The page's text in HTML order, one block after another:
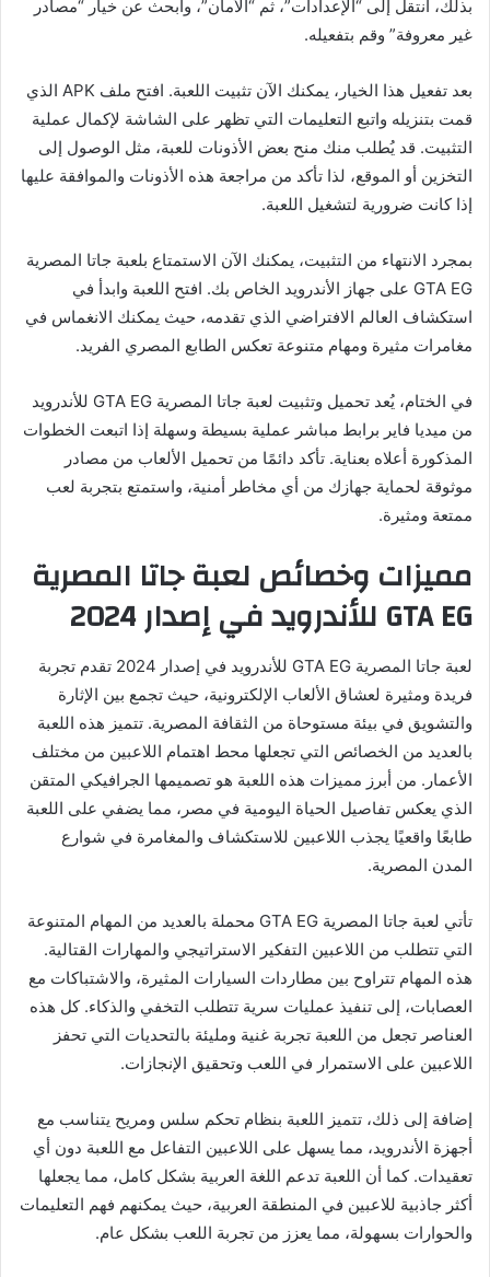
بذلك، انتقل إلى “الإعدادات”، ثم “الأمان”، وابحث عن خيار “مصادر
غير معروفة” وقم بتفعيله.
بعد تفعيل هذا الخيار، يمكنك الآن تثبيت اللعبة. افتح ملف APK الذي
قمت بتنزيله واتبع التعليمات التي تظهر على الشاشة لإكمال عملية
التثبيت. قد يُطلب منك منح بعض الأذونات للعبة، مثل الوصول إلى
التخزين أو الموقع، لذا تأكد من مراجعة هذه الأذونات والموافقة عليها
إذا كانت ضرورية لتشغيل اللعبة.
بمجرد الانتهاء من التثبيت، يمكنك الآن الاستمتاع بلعبة جاتا المصرية
GTA EG على جهاز الأندرويد الخاص بك. افتح اللعبة وابدأ في
استكشاف العالم الافتراضي الذي تقدمه، حيث يمكنك الانغماس في
مغامرات مثيرة ومهام متنوعة تعكس الطابع المصري الفريد.
في الختام، يُعد تحميل وتثبيت لعبة جاتا المصرية GTA EG للأندرويد
من ميديا فاير برابط مباشر عملية بسيطة وسهلة إذا اتبعت الخطوات
المذكورة أعلاه بعناية. تأكد دائمًا من تحميل الألعاب من مصادر
موثوقة لحماية جهازك من أي مخاطر أمنية، واستمتع بتجربة لعب
ممتعة ومثيرة.
مميزات وخصائص لعبة جاتا المصرية
GTA EG للأندرويد في إصدار 2024
لعبة جاتا المصرية GTA EG للأندرويد في إصدار 2024 تقدم تجربة
فريدة ومثيرة لعشاق الألعاب الإلكترونية، حيث تجمع بين الإثارة
والتشويق في بيئة مستوحاة من الثقافة المصرية. تتميز هذه اللعبة
بالعديد من الخصائص التي تجعلها محط اهتمام اللاعبين من مختلف
الأعمار. من أبرز مميزات هذه اللعبة هو تصميمها الجرافيكي المتقن
الذي يعكس تفاصيل الحياة اليومية في مصر، مما يضفي على اللعبة
طابعًا واقعيًا يجذب اللاعبين للاستكشاف والمغامرة في شوارع
المدن المصرية.
تأتي لعبة جاتا المصرية GTA EG محملة بالعديد من المهام المتنوعة
التي تتطلب من اللاعبين التفكير الاستراتيجي والمهارات القتالية.
هذه المهام تتراوح بين مطاردات السيارات المثيرة، والاشتباكات مع
العصابات، إلى تنفيذ عمليات سرية تتطلب التخفي والذكاء. كل هذه
العناصر تجعل من اللعبة تجربة غنية ومليئة بالتحديات التي تحفز
اللاعبين على الاستمرار في اللعب وتحقيق الإنجازات.
إضافة إلى ذلك، تتميز اللعبة بنظام تحكم سلس ومريح يتناسب مع
أجهزة الأندرويد، مما يسهل على اللاعبين التفاعل مع اللعبة دون أي
تعقيدات. كما أن اللعبة تدعم اللغة العربية بشكل كامل، مما يجعلها
أكثر جاذبية للاعبين في المنطقة العربية، حيث يمكنهم فهم التعليمات
والحوارات بسهولة، مما يعزز من تجربة اللعب بشكل عام.